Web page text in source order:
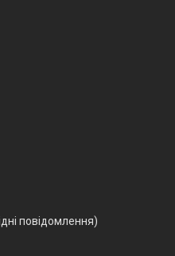
повідомлення)